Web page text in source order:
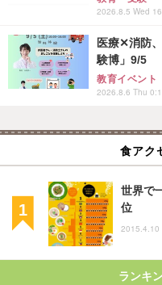
2026.8.5 Wed
医療✕消防
験博」9/5
教育イベント
2026.8.6 Thu
食アク
世界で
位
2015.4.10
ランキ